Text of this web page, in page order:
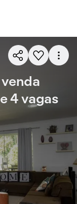
4 vagas